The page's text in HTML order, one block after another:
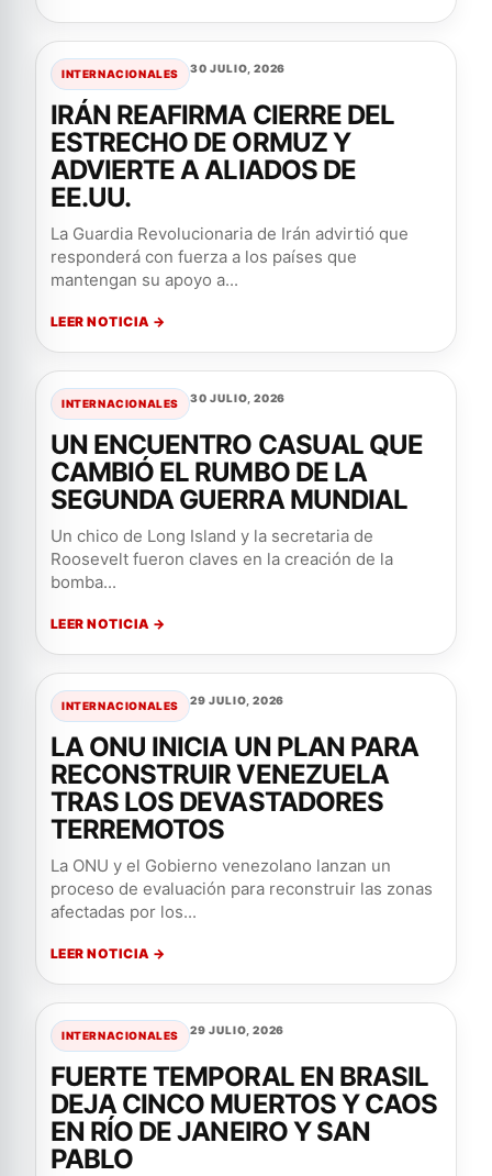
INTERNACIONALES 30 JULIO, 2026
IRÁN REAFIRMA CIERRE DEL
ESTRECHO DE ORMUZ Y
ADVIERTE A ALIADOS DE
EE.UU.
La Guardia Revolucionaria de Irán advirtió que
responderá con fuerza a los países que
mantengan su apoyo a...
LEER NOTICIA →
INTERNACIONALES 30 JULIO, 2026
UN ENCUENTRO CASUAL QUE
CAMBIÓ EL RUMBO DE LA
SEGUNDA GUERRA MUNDIAL
Un chico de Long Island y la secretaria de
Roosevelt fueron claves en la creación de la
bomba...
LEER NOTICIA →
INTERNACIONALES 29 JULIO, 2026
LA ONU INICIA UN PLAN PARA
RECONSTRUIR VENEZUELA
TRAS LOS DEVASTADORES
TERREMOTOS
La ONU y el Gobierno venezolano lanzan un
proceso de evaluación para reconstruir las zonas
afectadas por los...
LEER NOTICIA →
INTERNACIONALES 29 JULIO, 2026
FUERTE TEMPORAL EN BRASIL
DEJA CINCO MUERTOS Y CAOS
EN RÍO DE JANEIRO Y SAN
PABLO